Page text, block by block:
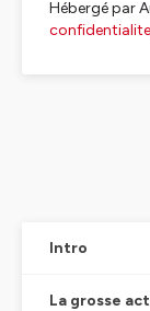
Hébergé par
confidentialite
Intro
La grosse